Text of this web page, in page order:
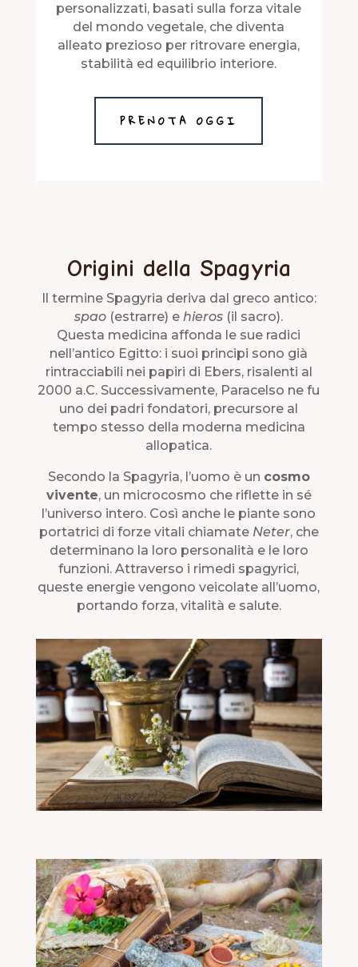
personalizzati, basati sulla forza vitale
del mondo vegetale, che diventa
alleato prezioso per ritrovare energia,
stabilità ed equilibrio interiore.
PRENOTA OGGI
Origini della Spagyria
Il termine Spagyria deriva dal greco antico:
spao (estrarre) ehieros (il sacro).
Questa medicina affonda le sue radici
nell’antico Egitto: i suoi principi sono già
rintracciabili nei papiri di Ebers, risalenti al
2000 a.C. Successivamente, Paracelso ne fu
uno dei padri fondatori, precursore al
tempo stesso della moderna medicina
allopatica.
Secondo la Spagyria, l’uomo è un cosmo
vivente, un microcosmo che riflette in sé
l’universo intero. Così anche le piante sono
portatrici di forze vitali chiamate Neter, che
determinano la loro personalità e le loro
funzioni. Attraverso i rimedi spagyrici,
queste energie vengono veicolate all’uomo,
portando forza, vitalità e salute.